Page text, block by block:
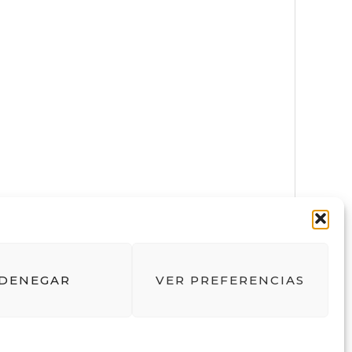
VER PREFERENCIAS